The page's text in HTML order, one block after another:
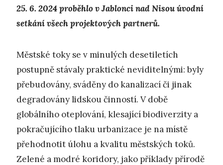
25. 6. 2024 proběhlo v Jablonci nad Nisou úvodní
setkání všech projektových partnerů.
Městské toky se v minulých desetiletích
postupně stávaly praktické neviditelnými: byly
přebudovány, sváděny do kanalizací či jinak
degradovány lidskou činností. V době
globálního oteplování, klesající biodiverzity a
pokračujícího tlaku urbanizace je na místě
přehodnotit úlohu a kvalitu městských toků.
Zelené a modré koridory, jako příklady přírodě